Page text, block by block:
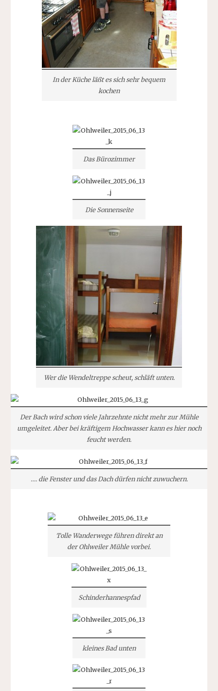
In der Küche läßt es sich sehr bequem
kochen
Das Bürozimmer
Die Sonnenseite
Wer die Wendeltreppe scheut, schläft unten.
Der Bach wird schon viele Jahrzehnte nicht mehr zur Mühle
umgeleitet. Aber bei kräftigem Hochwasser kann es hier noch
feucht werden.
…. die Fenster und das Dach dürfen nicht zuwuchern.
Tolle Wanderwege führen direkt an
der Ohlweiler Mühle vorbei.
Schinderhannespfad
kleines Bad unten